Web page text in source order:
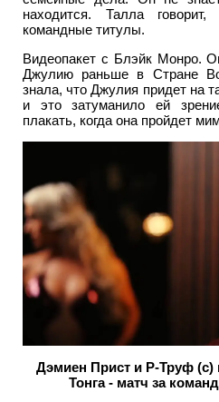
находится. Талла
командные титулы.
Видеопакет с Блэйк Монро.
Джулию раньше в Стране
знала, что Джулия придет на
и это затуманило ей
плакать, когда она пройдет
Дэмиен Прист и Р-Труф (с)
Тонга - матч за